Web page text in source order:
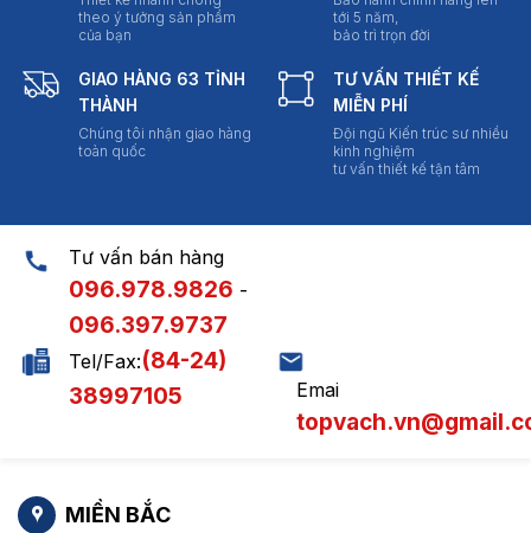
theo ý tưởng sản phẩm
của bạn
tới 5 năm,
bảo trì trọn đời
GIAO HÀNG 63 TỈNH
THÀNH
Chúng tôi nhận giao hàng
toàn quốc
TƯ VẤN THIẾT KẾ
MIỄN PHÍ
Đội ngũ Kiến trúc sư nhiều
kinh nghiệm
tư vấn thiết kế tận tâm
Tư vấn bán hàng
096.978.9826 -
096.397.9737
Tel/Fax:(84-24)
38997105
Emai
MIỀN BẮC